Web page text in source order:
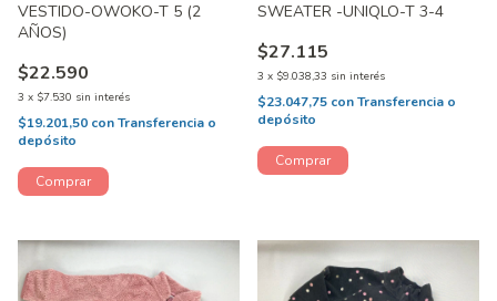
VESTIDO-OWOKO-T 5 (2
AÑOS)
$22.590
3 x $7.530 sin interés
$19.201,50 conTransferencia o
depósito
SWEATER -UNIQLO-T 3-4
$27.115
3 x $9.038,33 sin interés
$23.047,75 conTransferencia o
depósito